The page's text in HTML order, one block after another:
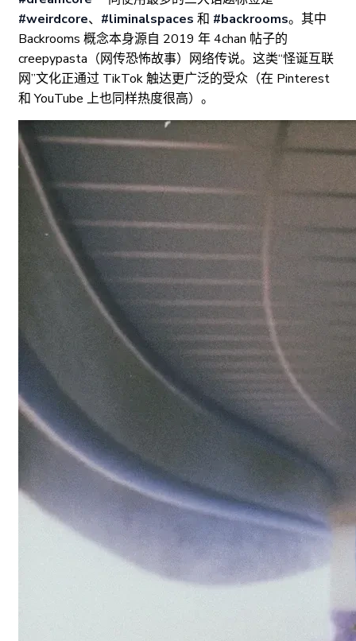
#weirdcore、 #liminalspaces 和 #backrooms。其中
Backrooms 概念本身源自 2019 年 4chan 帖子的
creepypasta（网传恐怖故事）网络传说。这类“怪诞互联
网”文化正通过 TikTok 触达更广泛的受众（在 Pinterest
和 YouTube 上也同样热度很高）。